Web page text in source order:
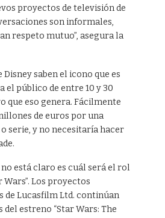
proyectos de televisión de
son informales,
respeto mutuo”, asegura la
Disney saben el icono que es
el público de entre 10 y 30
que eso genera. Fácilmente
de euros por una
serie, y no necesitaría hacer
está claro es cuál será el rol
Wars”. Los proyectos
de Lucasfilm Ltd. continúan
del estreno “Star Wars: The